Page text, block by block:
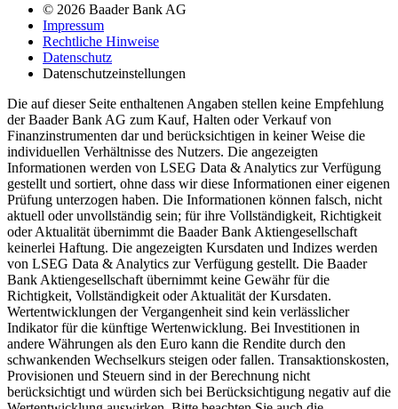
© 2026 Baader Bank AG
Impressum
Rechtliche Hinweise
Datenschutz
Datenschutzeinstellungen
Die auf dieser Seite enthaltenen Angaben stellen keine Empfehlung
der Baader Bank AG zum Kauf, Halten oder Verkauf von
Finanzinstrumenten dar und berücksichtigen in keiner Weise die
individuellen Verhältnisse des Nutzers. Die angezeigten
Informationen werden von LSEG Data & Analytics zur Verfügung
gestellt und sortiert, ohne dass wir diese Informationen einer eigenen
Prüfung unterzogen haben. Die Informationen können falsch, nicht
aktuell oder unvollständig sein; für ihre Vollständigkeit, Richtigkeit
oder Aktualität übernimmt die Baader Bank Aktiengesellschaft
keinerlei Haftung. Die angezeigten Kursdaten und Indizes werden
von LSEG Data & Analytics zur Verfügung gestellt. Die Baader
Bank Aktiengesellschaft übernimmt keine Gewähr für die
Richtigkeit, Vollständigkeit oder Aktualität der Kursdaten.
Wertentwicklungen der Vergangenheit sind kein verlässlicher
Indikator für die künftige Wertenwicklung. Bei Investitionen in
andere Währungen als den Euro kann die Rendite durch den
schwankenden Wechselkurs steigen oder fallen. Transaktionskosten,
Provisionen und Steuern sind in der Berechnung nicht
berücksichtigt und würden sich bei Berücksichtigung negativ auf die